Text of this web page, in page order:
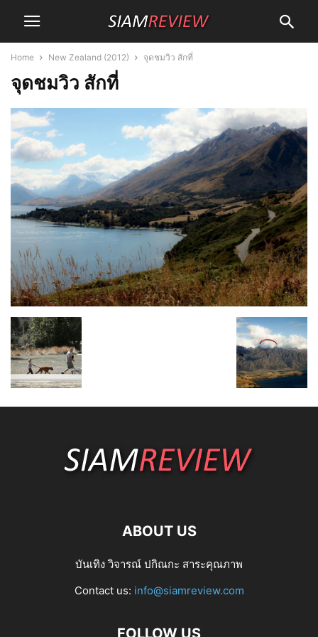
Home New Zealand (2012) จุดชมวิว สักที่
จุดชมวิว สักที่
ABOUT US
บันเทิง วิจารณ์ ปกิณกะ สาระคุณภาพ
Contact us: info@siamreview.com
FOLLOW US